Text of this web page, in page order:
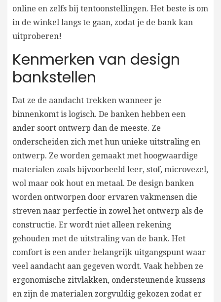
online en zelfs bij tentoonstellingen. Het beste is om
in de winkel langs te gaan, zodat je de bank kan
uitproberen!
Kenmerken van design
bankstellen
Dat ze de aandacht trekken wanneer je
binnenkomt is logisch. De banken hebben een
ander soort ontwerp dan de meeste. Ze
onderscheiden zich met hun unieke uitstraling en
ontwerp. Ze worden gemaakt met hoogwaardige
materialen zoals bijvoorbeeld leer, stof, microvezel,
wol maar ook hout en metaal. De design banken
worden ontworpen door ervaren vakmensen die
streven naar perfectie in zowel het ontwerp als de
constructie. Er wordt niet alleen rekening
gehouden met de uitstraling van de bank. Het
comfort is een ander belangrijk uitgangspunt waar
veel aandacht aan gegeven wordt. Vaak hebben ze
ergonomische zitvlakken, ondersteunende kussens
en zijn de materialen zorgvuldig gekozen zodat er